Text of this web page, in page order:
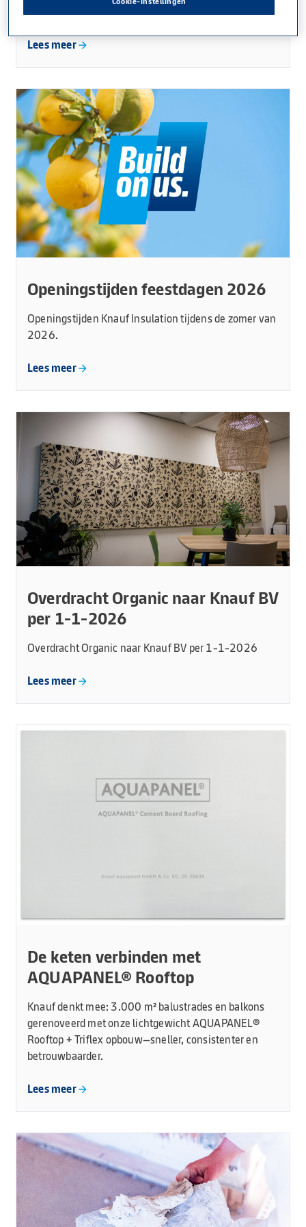
nog bij een bedrijf wil werken, dan is het Knauf.”
Lees meer
Openingstijden feestdagen 2026
Openingstijden Knauf Insulation tijdens de zomer van
2026.
Lees meer
Overdracht Organic naar Knauf BV
per 1-1-2026
Overdracht Organic naar Knauf BV per 1-1-2026
Lees meer
De keten verbinden met
AQUAPANEL® Rooftop
Knauf denkt mee: 3.000 m² balustrades en balkons
gerenoveerd met onze lichtgewicht AQUAPANEL®
Rooftop + Triflex opbouw—sneller, consistenter en
betrouwbaarder.
Lees meer